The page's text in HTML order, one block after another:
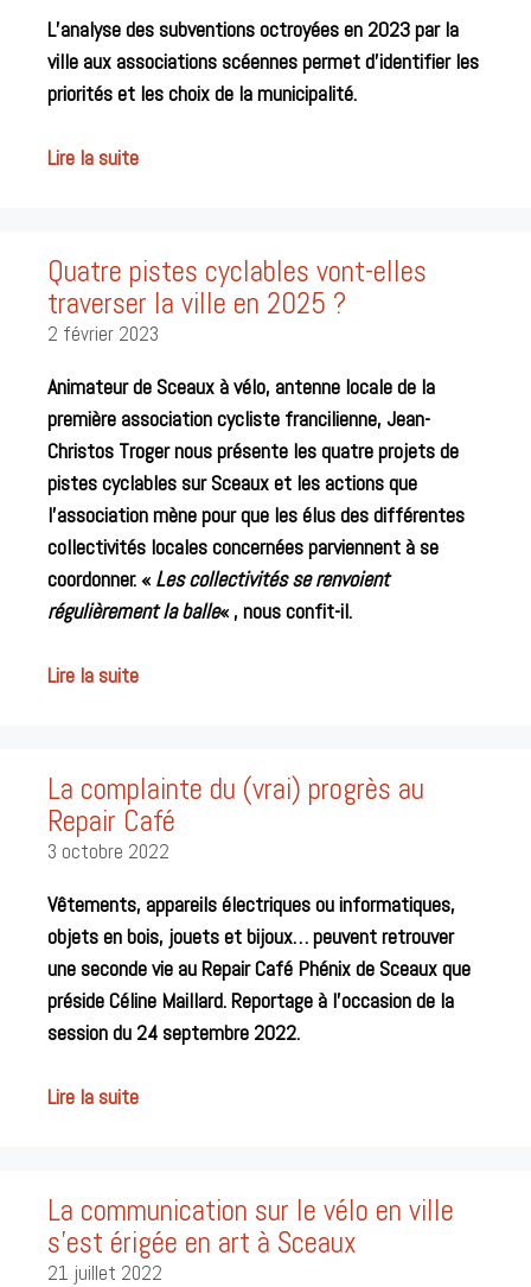
L’analyse des subventions octroyées en 2023 par la
ville aux associations scéennes permet d’identifier les
priorités et les choix de la municipalité.
Lire la suite
Quatre pistes cyclables vont-elles
traverser la ville en 2025 ?
2 février 2023
Animateur de Sceaux à vélo, antenne locale de la
première association cycliste francilienne, Jean-
Christos Troger nous présente les quatre projets de
pistes cyclables sur Sceaux et les actions que
l’association mène pour que les élus des différentes
collectivités locales concernées parviennent à se
coordonner. « Les collectivités se renvoient
régulièrement la balle« , nous confit-il.
Lire la suite
La complainte du (vrai) progrès au
Repair Café
3 octobre 2022
Vêtements, appareils électriques ou informatiques,
objets en bois, jouets et bijoux… peuvent retrouver
une seconde vie au Repair Café Phénix de Sceaux que
préside Céline Maillard. Reportage à l’occasion de la
session du 24 septembre 2022.
Lire la suite
La communication sur le vélo en ville
s’est érigée en art à Sceaux
21 juillet 2022